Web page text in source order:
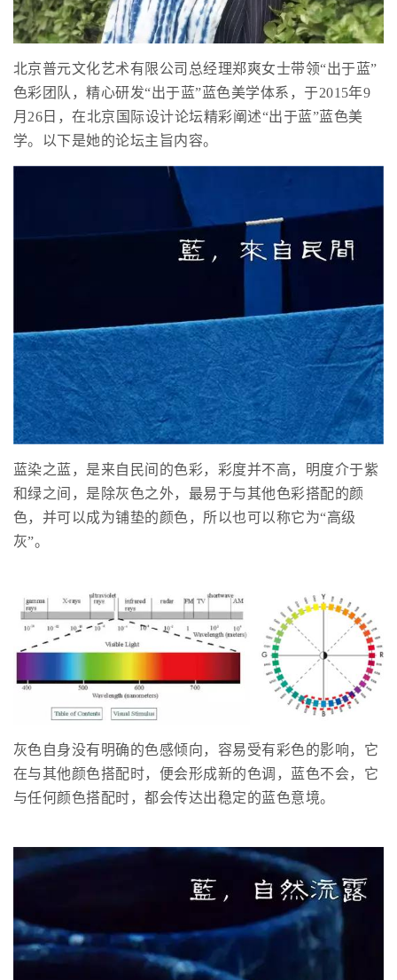
北京普元文化艺术有限公司总经理郑爽女士带领“出于蓝”
色彩团队，精心研发“出于蓝”蓝色美学体系，于2015年9
月26日，在北京国际设计论坛精彩阐述“出于蓝”蓝色美
学。以下是她的论坛主旨内容。
蓝染之蓝，是来自民间的色彩，彩度并不高，明度介于紫
和绿之间，是除灰色之外，最易于与其他色彩搭配的颜
色，并可以成为铺垫的颜色，所以也可以称它为“高级
灰”。
灰色自身没有明确的色感倾向，容易受有彩色的影响，它
在与其他颜色搭配时，便会形成新的色调，蓝色不会，它
与任何颜色搭配时，都会传达出稳定的蓝色意境。